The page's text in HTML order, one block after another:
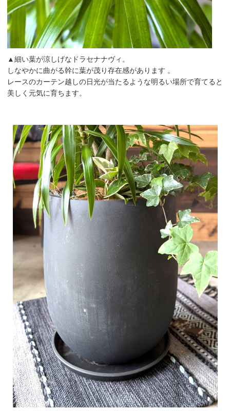
▲細い葉が涼しげなドラセナナヴィ。
しなやかに曲がる幹に葉が茂り存在感があります 。
レースのカーテン越しの日光が当たるような明るい場所で育てると
美しく元気に育ちます。